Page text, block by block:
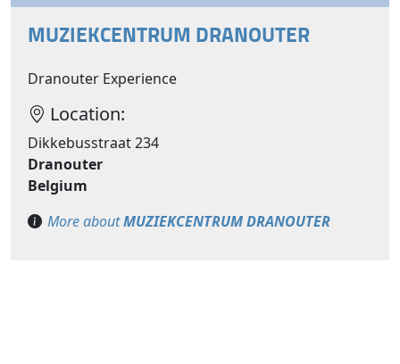
MUZIEKCENTRUM DRANOUTER
Dranouter Experience
Location:
Dikkebusstraat 234
Dranouter
Belgium
More aboutMUZIEKCENTRUM DRANOUTER